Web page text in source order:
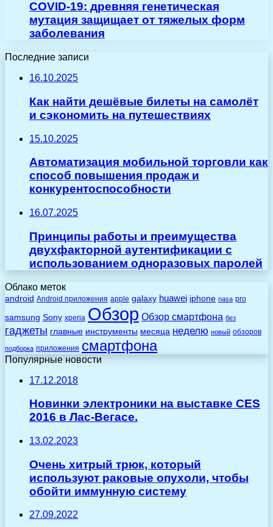
COVID-19: древняя генетическая
мутация защищает от тяжелых форм
заболевания
Последние записи
16.10.2025
Как найти дешёвые билеты на самолёт
и сэкономить на путешествиях
15.10.2025
Автоматизация мобильной торговли как
способ повышения продаж и
конкурентоспособности
16.07.2025
Принципы работы и преимущества
двухфакторной аутентификации с
использованием одноразовых паролей
Облако меток
android Android приложения apple galaxy huawei iphone nasa pro
samsung Sony xperia Обзор Обзор смартфона без
гаджеты главные инструменты месяца неделю новый обзоров
подборка приложения смартфона
Популярные новости
17.12.2018
Новинки электроники на выставке CES
2016 в Лас-Вегасе.
13.02.2023
Очень хитрый трюк, который
используют раковые опухоли, чтобы
обойти иммунную систему
27.09.2022